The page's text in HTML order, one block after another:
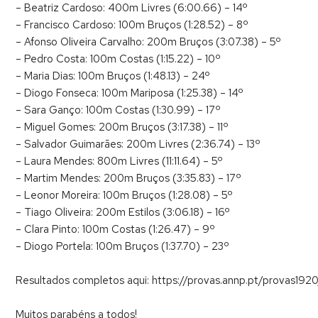
– Beatriz Cardoso: 400m Livres (6:00.66) – 14º
– Francisco Cardoso: 100m Bruços (1:28.52) – 8º
– Afonso Oliveira Carvalho: 200m Bruços (3:07.38) – 5º
– Pedro Costa: 100m Costas (1:15.22) – 10º
– Maria Dias: 100m Bruços (1:48.13) – 24º
– Diogo Fonseca: 100m Mariposa (1:25.38) – 14º
– Sara Ganço: 100m Costas (1:30.99) – 17º
– Miguel Gomes: 200m Bruços (3:17.38) – 11º
– Salvador Guimarães: 200m Livres (2:36.74) – 13º
– Laura Mendes: 800m Livres (11:11.64) – 5º
– Martim Mendes: 200m Bruços (3:35.83) – 17º
– Leonor Moreira: 100m Bruços (1:28.08) – 5º
– Tiago Oliveira: 200m Estilos (3:06.18) – 16º
– Clara Pinto: 100m Costas (1:26.47) – 9º
– Diogo Portela: 100m Bruços (1:37.70) – 23º
Resultados completos aqui: https://provas.annp.pt/
Muitos parabéns a todos!